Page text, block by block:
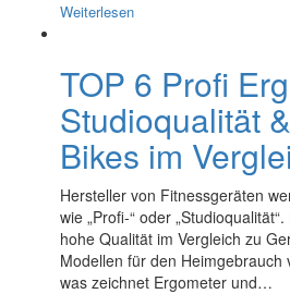
Weiterlesen
TOP 6 Profi
Studioqualität
Bikes im
Hersteller von Fitnessgeräten
wie „Profi-“ oder
hohe Qualität im Vergleich zu
Modellen für den Heimgebrauch
was zeichnet Ergometer und…